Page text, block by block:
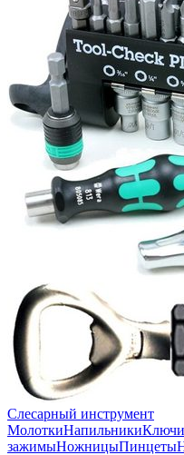
Слесарный инструмент
МолоткиНапильники
зажимыНожницыПинцеты